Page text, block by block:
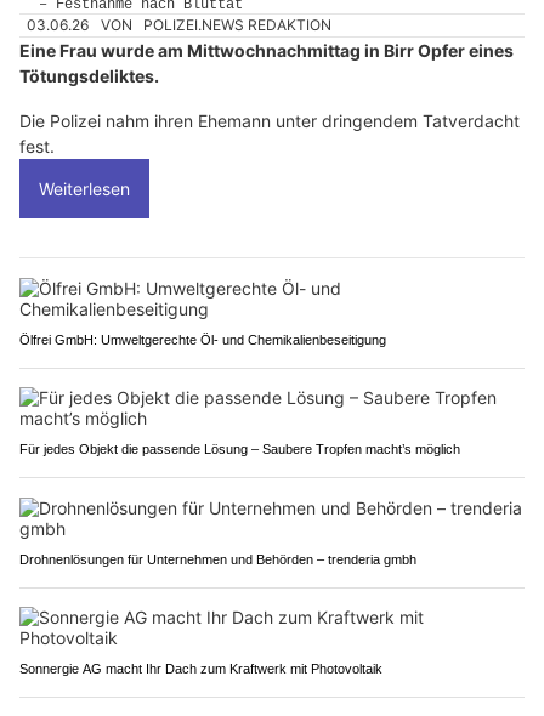
03.06.26 VON POLIZEI.NEWS REDAKTION
Eine Frau wurde am Mittwochnachmittag in Birr Opfer eines
Tötungsdeliktes.
Die Polizei nahm ihren Ehemann unter dringendem Tatverdacht
fest.
Weiterlesen
Ölfrei GmbH: Umweltgerechte Öl- und Chemikalienbeseitigung
Für jedes Objekt die passende Lösung – Saubere Tropfen macht’s möglich
Drohnenlösungen für Unternehmen und Behörden – trenderia gmbh
Sonnergie AG macht Ihr Dach zum Kraftwerk mit Photovoltaik